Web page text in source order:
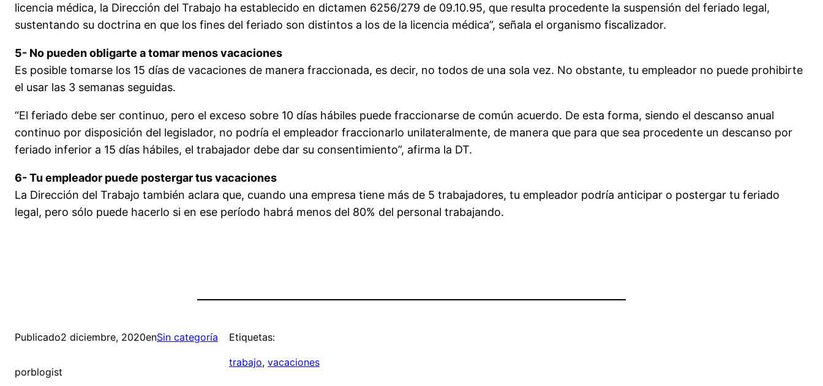
licencia médica, la Dirección del Trabajo ha establecido en dictamen 6256/279 de 09.10.95, que resulta procedente la suspensión del feriado legal,
sustentando su doctrina en que los fines del feriado son distintos a los de la licencia médica”, señala el organismo fiscalizador.
5- No pueden obligarte a tomar menos vacaciones
Es posible tomarse los 15 días de vacaciones de manera fraccionada, es decir, no todos de una sola vez. No obstante, tu empleador no puede prohibirte
el usar las 3 semanas seguidas.
“El feriado debe ser continuo, pero el exceso sobre 10 días hábiles puede fraccionarse de común acuerdo. De esta forma, siendo el descanso anual
continuo por disposición del legislador, no podría el empleador fraccionarlo unilateralmente, de manera que para que sea procedente un descanso por
feriado inferior a 15 días hábiles, el trabajador debe dar su consentimiento”, afirma la DT.
6- Tu empleador puede postergar tus vacaciones
La Dirección del Trabajo también aclara que, cuando una empresa tiene más de 5 trabajadores, tu empleador podría anticipar o postergar tu feriado
legal, pero sólo puede hacerlo si en ese período habrá menos del 80% del personal trabajando.
Publicado2 diciembre, 2020enSin categoría
porblogist
Etiquetas:
trabajo, vacaciones